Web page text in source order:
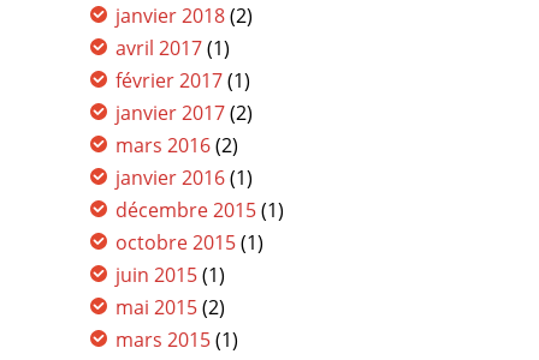
janvier 2018(2)
avril 2017(1)
février 2017(1)
janvier 2017(2)
mars 2016(2)
janvier 2016(1)
décembre 2015(1)
octobre 2015(1)
juin 2015(1)
mai 2015(2)
mars 2015(1)